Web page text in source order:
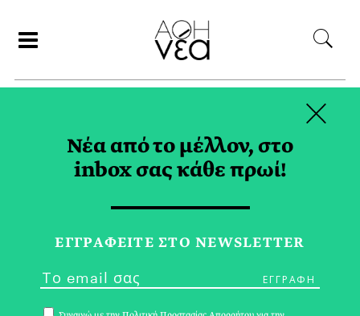
ΟΡΟΠΕΔΙΟ TAG
Νέα από το μέλλον, στο
inbox σας κάθε πρωί!
ΕΓΓPΑΦΕΙΤΕ ΣΤΟ NEWSLETTER
×